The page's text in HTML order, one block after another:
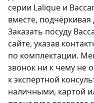
серии Lalique и
вместе,
Заказать посуду
сайте, указав
по комплектации.
звонок ни к чему не
к экспертной
наличными, картой